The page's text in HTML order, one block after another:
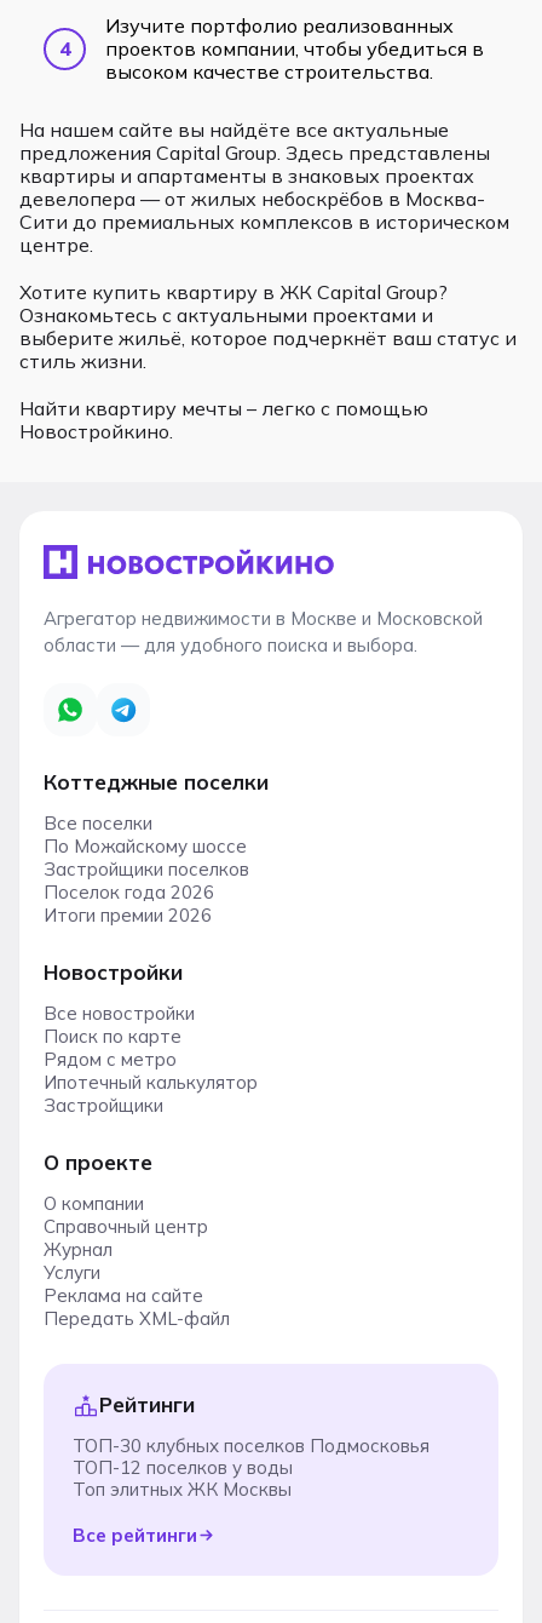
Изучите портфолио реализованных
проектов компании, чтобы убедиться в
высоком качестве строительства.
На нашем сайте вы найдёте все актуальные
предложения Capital Group. Здесь представлены
квартиры и апартаменты в знаковых проектах
девелопера — от жилых небоскрёбов в Москва-
Сити до премиальных комплексов в историческом
центре.
Хотите купить квартиру в ЖК Capital Group?
Ознакомьтесь с актуальными проектами и
выберите жильё, которое подчеркнёт ваш статус и
стиль жизни.
Найти квартиру мечты – легко с помощью
Новостройкино.
Агрегатор недвижимости в Москве и Московской
области — для удобного поиска и выбора.
Коттеджные поселки
Все поселки
По Можайскому шоссе
Застройщики поселков
Поселок года 2026
Итоги премии 2026
Новостройки
Все новостройки
Поиск по карте
Рядом с метро
Ипотечный калькулятор
Застройщики
О проекте
О компании
Справочный центр
Журнал
Услуги
Реклама на сайте
Передать XML-файл
Рейтинги
ТОП-30 клубных поселков Подмосковья
ТОП-12 поселков у воды
Топ элитных ЖК Москвы
Все рейтинги